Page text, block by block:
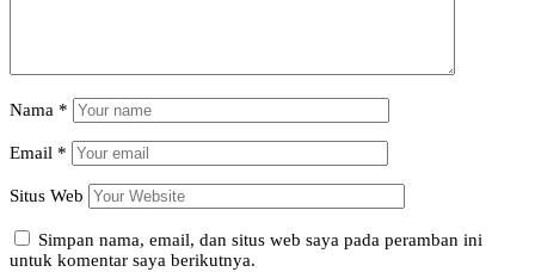
Nama *
Email *
Situs Web
Simpan nama, email, dan situs web saya pada peramban ini
untuk komentar saya berikutnya.